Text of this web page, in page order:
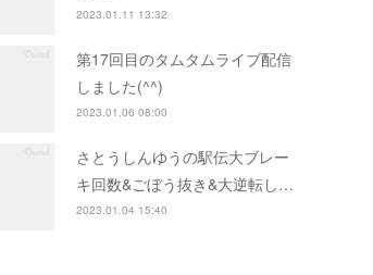
2023.01.11 13:32
第17回目のタムタムライブ配信
しました(^^)
2023.01.06 08:00
さとうしんゆうの駅伝大ブレー
キ回数&ごぼう抜き&大逆転し…
2023.01.04 15:40